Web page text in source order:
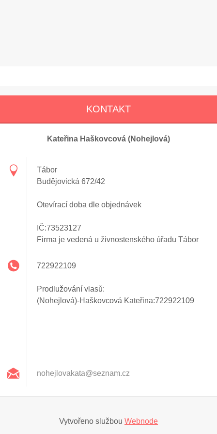
KONTAKT
Kateřina Haškovcová (Nohejlová)
Tábor
Budějovická 672/42
Otevírací doba dle objednávek
IČ:73523127
Firma je vedená u živnostenského úřadu Tábor
722922109
Prodlužování vlasů:
(Nohejlová)-Haškovcová Kateřina:722922109
nohejlovakata@seznam.cz
Vytvořeno službou Webnode